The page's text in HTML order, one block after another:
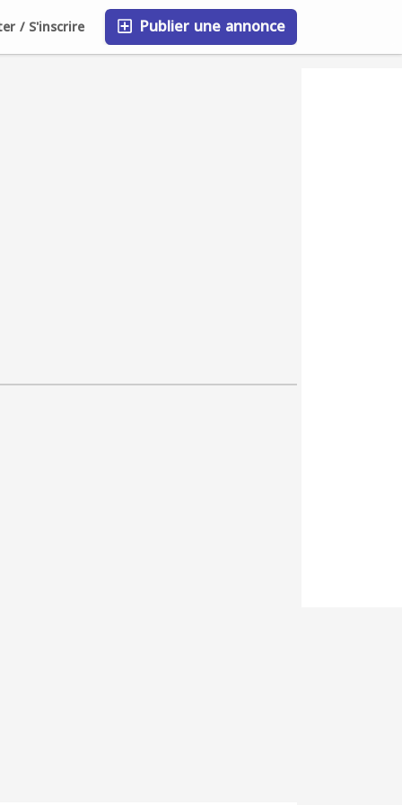
Publier une annonce
/ S'inscrire
Entreprises
Blog
FAQ